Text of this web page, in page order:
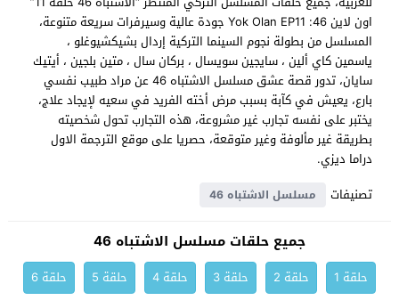
اون لاين 46: Yok Olan EP11 جودة عالية وسيرفرات سريعة متنوعة،
المسلسل من بطولة نجوم السينما التركية إردال بشيكشيوغلو ،
ياسمين كاي ألين ، سايجين سويسال ، بركان سال ، متين بلجين ، أيتيك
سايان، تدور قصة عشق مسلسل الاشتباه 46 عن مراد طبيب نفسي
بارع، يعيش في كآبة بسبب مرض أخته الفريد في سعيه لإيجاد علاج،
يختبر على نفسه تجارب غير مشروعة، هذه التجارب تحول شخصيته
بطريقة غير مألوفة وغير متوقعة، حصريا على موقع الترجمة الاول
دراما ديزي.
تصنيفات
مسلسل الاشتباه 46
جميع حلقات مسلسل الاشتباه 46
حلقة 1 حلقة 2 حلقة 3 حلقة 4 حلقة 5
حلقة 6